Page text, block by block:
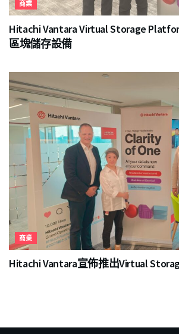
商業
Hitachi Vantara Virtual Storage
區塊儲存設備
商業
Hitachi Vantara宣佈推出Virtual